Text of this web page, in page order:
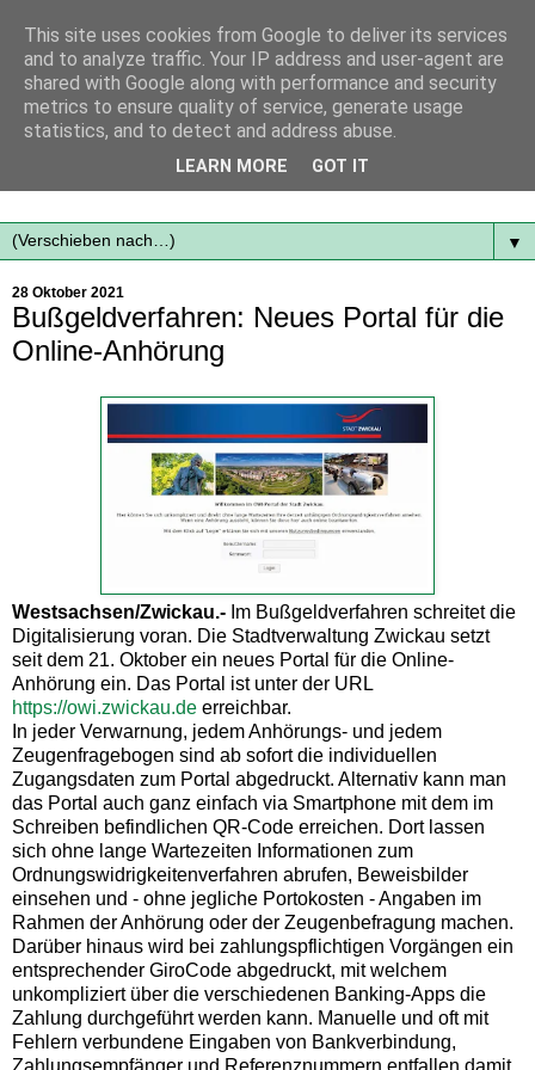
Mit frischen Themen aus der Region immer auf dem
▼
28 Oktober 2021
Bußgeldverfahren: Neues Portal für die
Online-Anhörung
Westsachsen/Zwickau.- Im Bußgeldverfahren schreitet die
Digitalisierung voran. Die Stadtverwaltung Zwickau setzt
seit dem 21. Oktober ein neues Portal für die Online-
Anhörung ein. Das Portal ist unter der URL
https://owi.zwickau.de erreichbar.
In jeder Verwarnung, jedem Anhörungs- und jedem
Zeugenfragebogen sind ab sofort die individuellen
Zugangsdaten zum Portal abgedruckt. Alternativ kann man
das Portal auch ganz einfach via Smartphone mit dem im
Schreiben befindlichen QR-Code erreichen. Dort lassen
sich ohne lange Wartezeiten Informationen zum
Ordnungswidrigkeitenverfahren abrufen, Beweisbilder
einsehen und - ohne jegliche Portokosten - Angaben im
Rahmen der Anhörung oder der Zeugenbefragung machen.
Darüber hinaus wird bei zahlungspflichtigen Vorgängen ein
entsprechender GiroCode abgedruckt, mit welchem
unkompliziert über die verschiedenen Banking-Apps die
Zahlung durchgeführt werden kann. Manuelle und oft mit
Fehlern verbundene Eingaben von Bankverbindung,
Zahlungsempfänger und Referenznummern entfallen damit.
This site uses cookies from Google to deliver its services
and to analyze traffic. Your IP address and user-agent are
shared with Google along with performance and security
metrics to ensure quality of service, generate usage
statistics, and to detect and address abuse.
LEARN MORE GOT IT